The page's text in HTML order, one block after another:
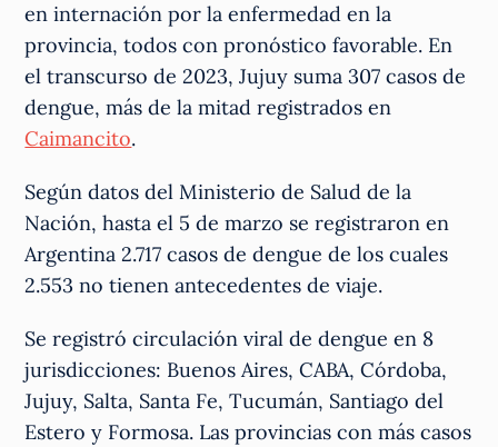
en internación por la enfermedad en la
provincia, todos con pronóstico favorable. En
el transcurso de 2023, Jujuy suma 307 casos de
dengue, más de la mitad registrados en
Caimancito.
Según datos del Ministerio de Salud de la
Nación, hasta el 5 de marzo se registraron en
Argentina 2.717 casos de dengue de los cuales
2.553 no tienen antecedentes de viaje.
Se registró circulación viral de dengue en 8
jurisdicciones: Buenos Aires, CABA, Córdoba,
Jujuy, Salta, Santa Fe, Tucumán, Santiago del
Estero y Formosa. Las provincias con más casos